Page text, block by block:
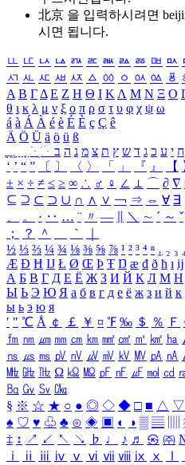
北京 을 입력하시려면
시면 됩니다.
ㅥ ㅦ ㅧ ㅨ ㅩ ㅪ ㅫ ㅬ ㅭ ㅮ ㅯ
ㅺ ㅻ ㅼ ㅽ ㅾ ㅿ ㆀ ㆁ ㆂ ㆃ ㆄ
Α Β ΓΔ Ε Ζ Η Θ Ι ΚΛ Μ Ν Ξ Ο
θ ι κ λ μ ν ξ ο π ρ σ τ υ φ χ ψ ω
á à Á À é è É È ç Ç ê
Ä Ö Ü ä ö ü ß
ִֶֹ ֻּ ׁׂ ח י ע כ ג ד ש ץ ת צ מ נ ה ב
‘ ’ “ ” 〔 〕 〈 〉 「 」 『 』 【
± × ÷ ≠ ≤ ≥ ∞ ∴ ♂ ♀ ∠ ⊥ ⌒ ∂ ∇
⊆ ⊇ ⊂ ⊃ ∪ ∩ ∧ ∨ ￢ ⇒ ⇔ ∀ ∃
、
。 · ‥ … ¨ 〃 ― ＼ ∼ ´ ～ ˇ
；
？ ＾ ｀
½ ⅓ ⅔ ¼ ¾ ⅛ ⅜ ⅝ ⅞ ¹ ² ³ ⁴ ⁿ ₁ ₂ ₃ ₄
Æ Ð Ħ Ĳ Ł Ø Œ Þ Ŧ Ŋ æ đ ð ħ ı ĳ
А Б В Г Д Е Ё Ж З И Й К Л М Н
Ы Ь Э Ю Я а б в г д е ё ж з и й к
ы ь э ю я
′ ″ ℃ Å ￠ ￡ ￥ ¤ ℉ ‰ ＄ ％ Ｆ
㎙ ㎚ ㎛ ㎜ ㎝ ㎞ ㎟ ㎠ ㎡ ㎢ ㏊
㎱ ㎲ ㎳ ㎴ ㎵ ㎶ ㎷ ㎸ ㎹ ㎀ ㎁
㎒ ㎓ ㎔ Ω ㏀ ㏁ ㎊ ㎋ ㎌ ㏖ ㏅
㏃ ㏉ ㏜ ㏆
§ ※ ☆ ★ ○ ● ◎ ◇ ◆ □ ■ △ ▽
♠ ♡ ♥ ♧ ♣ ⊙ ◈ ▣ ◐ ◑ ▒ ▤
‡ ↕ ↗ ↙ ↖ ↘ ♭ ♩ ♪ ♬ ㉿ ㈜
ⅰ
ⅱ ⅲ ⅳ ⅴ ⅵ ⅶ ⅷ ⅸ ⅹ